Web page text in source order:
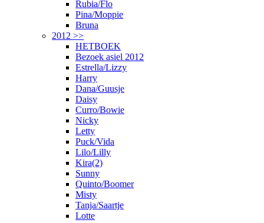
Rubia/Flo
Pina/Moppie
Bruna
2012 >>
HETBOEK
Bezoek asiel 2012
Estrella/Lizzy
Harry
Dana/Guusje
Daisy
Curro/Bowie
Nicky
Letty
Puck/Vida
Lilo/Lilly
Kira(2)
Sunny
Quinto/Boomer
Misty
Tanja/Saartje
Lotte